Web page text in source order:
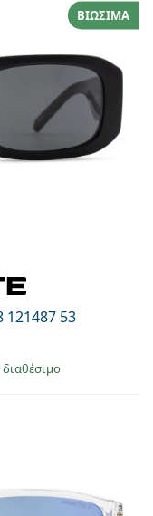
121487 53
ΒΙΏΣΙΜΑ